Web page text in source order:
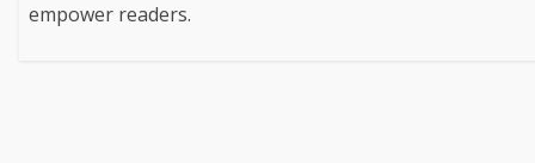
empower readers.